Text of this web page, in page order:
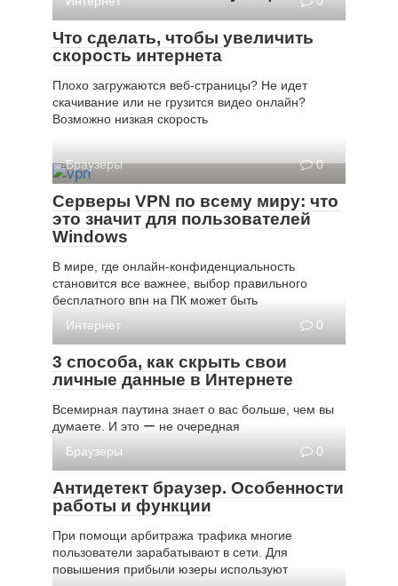
Что сделать, чтобы увеличить
скорость интернета
Плохо загружаются веб-страницы? Не идет
скачивание или не грузится видео онлайн?
Возможно низкая скорость
Браузеры 0
Серверы VPN по всему миру: что
это значит для пользователей
Windows
В мире, где онлайн-конфиденциальность
становится все важнее, выбор правильного
бесплатного впн на ПК может быть
Интернет
0
3 способа, как скрыть свои
личные данные в Интернете
Всемирная паутина знает о вас больше, чем вы
думаете. И это ー не очередная
Браузеры
0
Антидетект браузер. Особенности
работы и функции
При помощи арбитража трафика многие
пользователи зарабатывают в сети. Для
повышения прибыли юзеры используют